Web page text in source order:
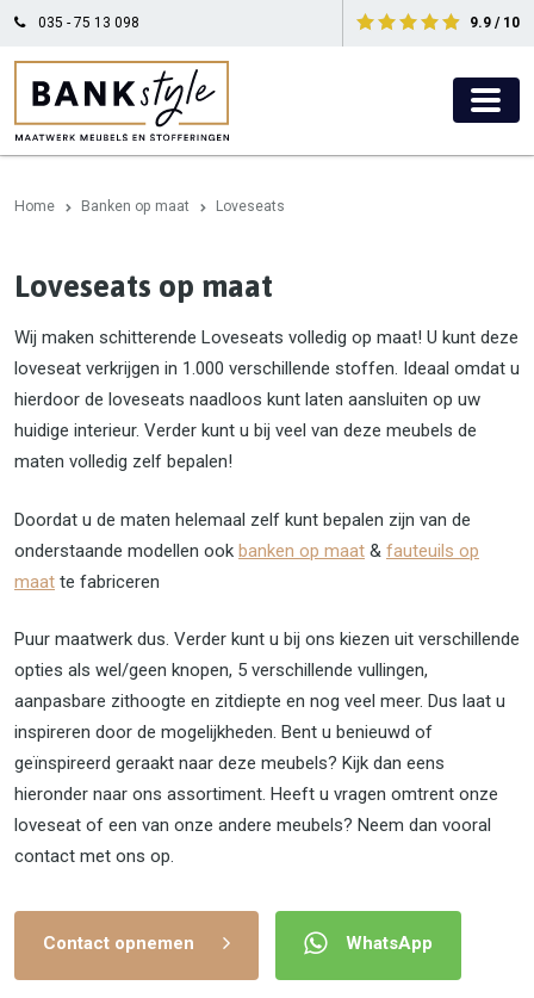
035 - 75 13 098 9.9 / 10
Home Banken op maat Loveseats
Loveseats op maat
Wij maken schitterende Loveseats volledig op maat! U kunt deze
loveseat verkrijgen in 1.000 verschillende stoffen. Ideaal omdat u
hierdoor de loveseats naadloos kunt laten aansluiten op uw
huidige interieur. Verder kunt u bij veel van deze meubels de
maten volledig zelf bepalen!
Doordat u de maten helemaal zelf kunt bepalen zijn van de
onderstaande modellen ook banken op maat & fauteuils op
maat te fabriceren
Puur maatwerk dus. Verder kunt u bij ons kiezen uit verschillende
opties als wel/geen knopen, 5 verschillende vullingen,
aanpasbare zithoogte en zitdiepte en nog veel meer. Dus laat u
inspireren door de mogelijkheden. Bent u benieuwd of
geïnspireerd geraakt naar deze meubels? Kijk dan eens
hieronder naar ons assortiment. Heeft u vragen omtrent onze
loveseat of een van onze andere meubels? Neem dan vooral
contact met ons op.
Contact opnemen WhatsApp